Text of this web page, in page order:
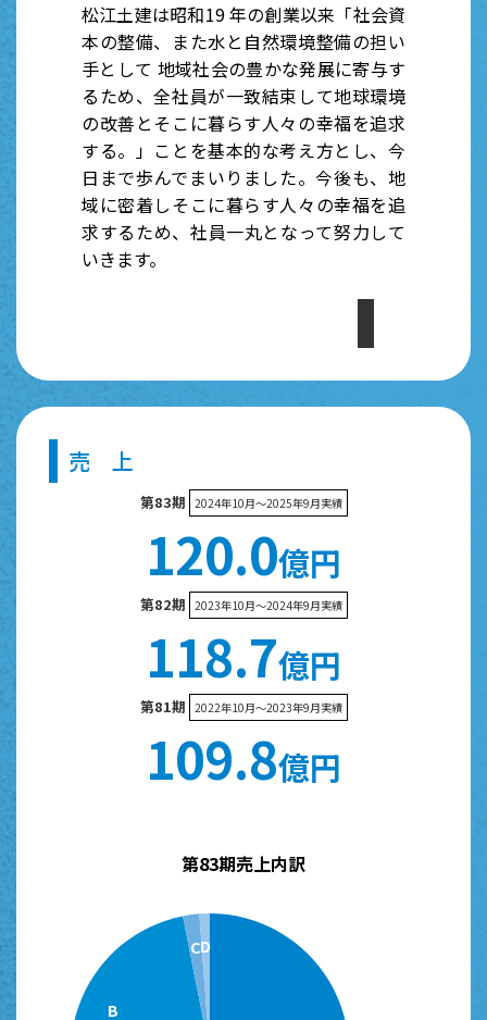
松江土建は昭和19 年の創業以来「社会資
本の整備、また水と自然環境整備の担い
手として 地域社会の豊かな発展に寄与す
るため、全社員が一致結束して地球環境
の改善とそこに暮らす人々の幸福を追求
する。」ことを基本的な考え方とし、今
日まで歩んでまいりました。今後も、地
域に密着しそこに暮らす人々の幸福を追
求するため、社員一丸となって努力して
いきます。
売 上
第83期 2024年10月〜2025年9月実績
120.0億円
第82期 2023年10月〜2024年9月実績
118.7億円
第81期 2022年10月〜2023年9月実績
109.8億円
第83期売上内訳
B
CD